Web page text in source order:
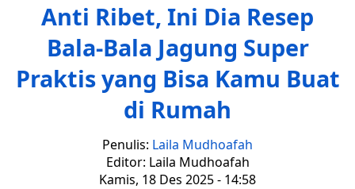
Anti Ribet, Ini Dia Resep
Bala-Bala Jagung Super
Praktis yang Bisa Kamu Buat
di Rumah
Penulis: Laila Mudhoafah
Editor: Laila Mudhoafah
Kamis, 18 Des 2025 - 14:58